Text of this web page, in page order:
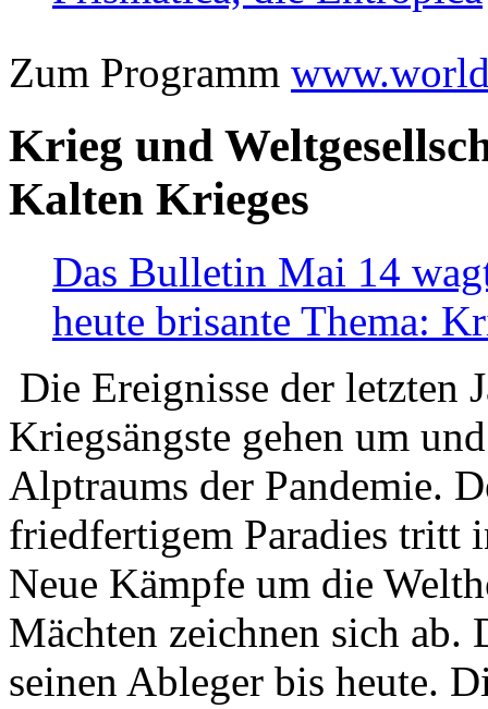
Zum Programm
Krieg und
Kalten Krieges
Das Bulletin Mai 14
heute brisante Thema:
Die Ereignisse der letzten
Kriegsängste gehen um
Alptraums der Pandemie.
friedfertigem Paradies tritt
Neue Kämpfe um die
Mächten zeichnen sich
seinen Ableger bis heute.